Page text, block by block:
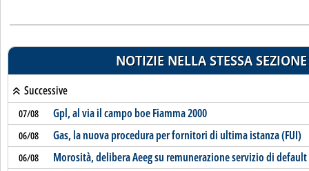
NOTIZIE NELLA STESSA SEZIONE
Successive
07/08 Gpl, al via il campo boe Fiamma 2000
06/08 Gas, la nuova procedura per fornitori di ultima istanza (FUI)
06/08 Morosità, delibera Aeeg su remunerazione servizio di default